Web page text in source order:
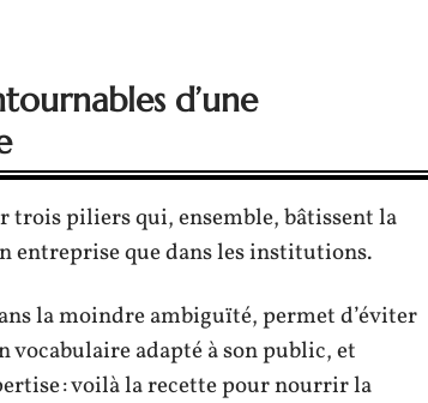
d’une
trois piliers qui, ensemble, bâtissent la
entreprise que dans les institutions.
la moindre ambiguïté, permet d’éviter
vocabulaire adapté à son public, et
: voilà la recette pour nourrir la